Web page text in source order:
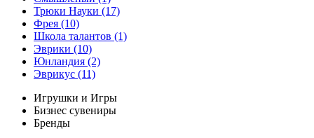
Трюки Науки (17)
Фрея (10)
Школа талантов (1)
Эврики (10)
Юнландия (2)
Эврикус (11)
Игрушки и Игры
Бизнес сувениры
Бренды